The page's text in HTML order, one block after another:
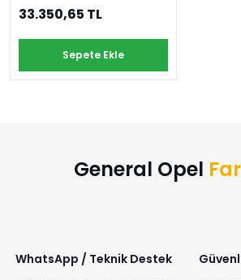
YAĞI
33.350,65 TL
Sepete Ekle
General Opel
WhatsApp / Teknik Destek